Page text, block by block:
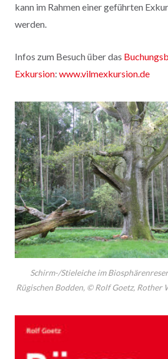
kann im Rahmen einer geführten
werden.
Infos zum Besuch über das
Exkursion: www.vilmexkursion.de
Schirm-/Stieleiche im
Rügischen Bodden, © Rolf Goetz, Rother